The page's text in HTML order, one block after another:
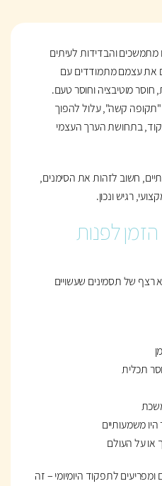
והבדידות לעיתים
את עצמם מתמודדים עם
מוטיבציה וחוסר טעם.
קשה", עלול להפוך
בתחושת הערך העצמי
חשוב לזהות את הסימנים,
רגיש ונכון.
לפנות
רצף של תסמינים שעשויים
תכלית
משמעותיים
או על העולם
לתפקוד היומיומי – זה